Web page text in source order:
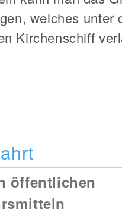
welches unter
Kirchenschiff
öffentlichen